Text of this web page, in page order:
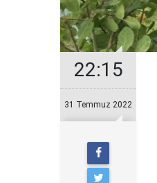
22:15
31 Temmuz 2022